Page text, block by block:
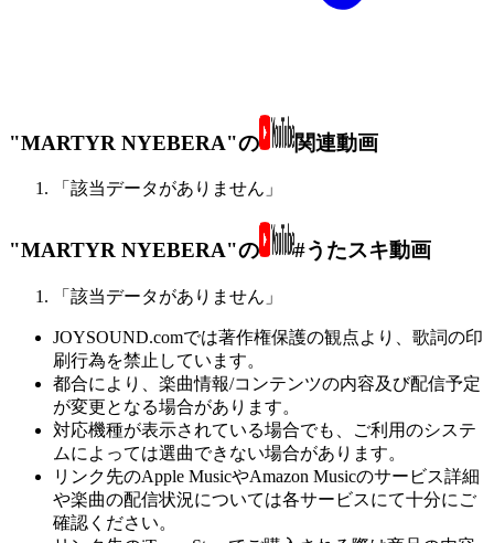
"MARTYR NYEBERA"の 関連動画
「該当データがありません」
"MARTYR NYEBERA"の #うたスキ動画
「該当データがありません」
JOYSOUND.comでは著作権保護の観点より、歌詞の印
刷行為を禁止しています。
都合により、楽曲情報/コンテンツの内容及び配信予定
が変更となる場合があります。
対応機種が表示されている場合でも、ご利用のシステ
ムによっては選曲できない場合があります。
リンク先のApple MusicやAmazon Musicのサービス詳細
や楽曲の配信状況については各サービスにて十分にご
確認ください。